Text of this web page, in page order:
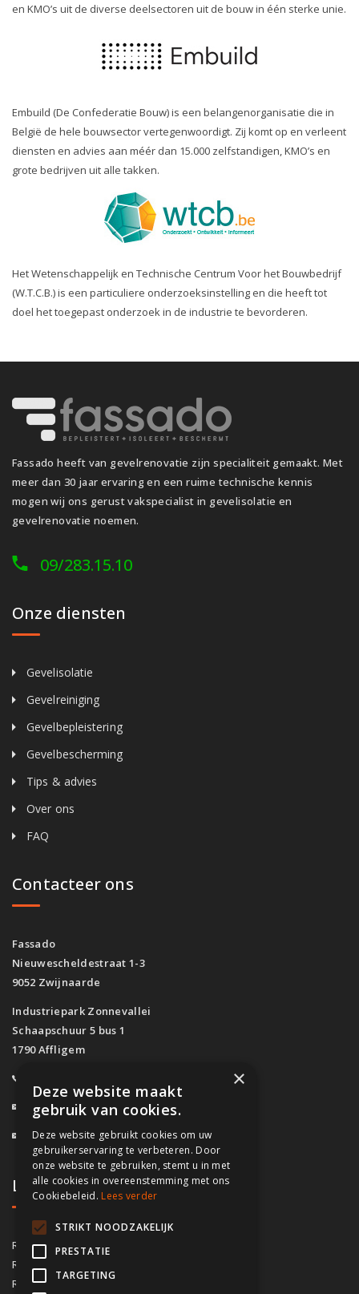
en KMO’s uit de diverse deelsectoren uit de bouw in één sterke unie.
Embuild (De Confederatie Bouw) is een belangenorganisatie die in
België de hele bouwsector vertegenwoordigt. Zij komt op en verleent
diensten en advies aan méér dan 15.000 zelfstandigen, KMO’s en
grote bedrijven uit alle takken.
Het Wetenschappelijk en Technische Centrum Voor het Bouwbedrijf
(W.T.C.B.) is een particuliere onderzoeksinstelling en die heeft tot
doel het toegepast onderzoek in de industrie te bevorderen.
Fassado heeft van gevelrenovatie zijn specialiteit gemaakt. Met
meer dan 30 jaar ervaring en een ruime technische kennis
mogen wij ons gerust vakspecialist in gevelisolatie en
gevelrenovatie noemen.
09/283.15.10
Onze diensten
Gevelisolatie
Gevelreiniging
Gevelbepleistering
Gevelbescherming
Tips & advies
Over ons
FAQ
Contacteer ons
Fassado
Nieuwescheldestraat 1-3
9052 Zwijnaarde
Industriepark Zonnevallei
Schaapschuur 5 bus 1
1790 Affligem
info@fassado.be
BTW: BE 0700.617.934
Lokaal contact
Regio Antwerpen
Regio Brussel
Regio Gent 09/283.15.10
×
Deze website maakt
gebruik van cookies.
Deze website gebruikt cookies om uw
gebruikerservaring te verbeteren. Door
onze website te gebruiken, stemt u in met
alle cookies in overeenstemming met ons
Cookiebeleid. Lees verder
STRIKT NOODZAKELIJK
PRESTATIE
TARGETING